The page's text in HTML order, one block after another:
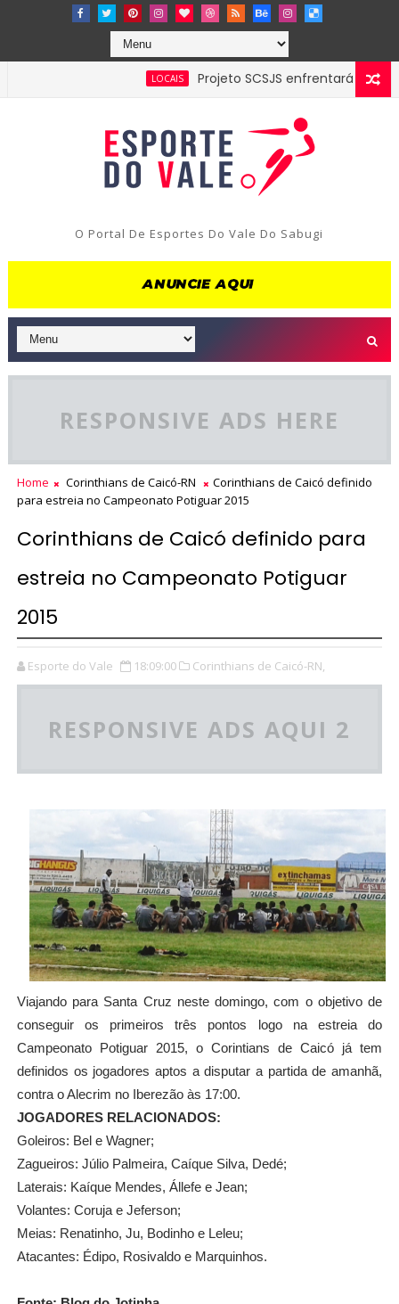
Projeto SCSJS enfrentará Milan de
O Portal De Esportes Do Vale Do Sabugi
RESPONSIVE ADS HERE
Home Corinthians de Caicó-RN
Corinthians de Caicó definido
para estreia no Campeonato Potiguar 2015
Corinthians de Caicó definido para
estreia no Campeonato Potiguar
2015
Esporte do Vale 18:09:00 Corinthians de Caicó-RN,
RESPONSIVE ADS AQUI 2
Viajando para Santa Cruz neste domingo, com o objetivo de
conseguir os primeiros três pontos logo na estreia do
Campeonato Potiguar 2015, o Corintians de Caicó já tem
definidos os jogadores aptos a disputar a partida de amanhã,
contra o Alecrim no Iberezão às 17:00.
JOGADORES RELACIONADOS:
Goleiros: Bel e Wagner;
Zagueiros: Júlio Palmeira, Caíque Silva, Dedé;
Laterais: Kaíque Mendes, Állefe e Jean;
Volantes: Coruja e Jeferson;
Meias: Renatinho, Ju, Bodinho e Leleu;
Atacantes: Édipo, Rosivaldo e Marquinhos.